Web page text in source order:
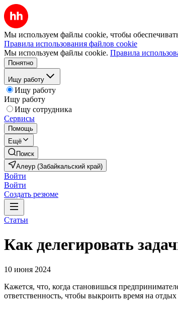
Мы используем файлы cookie, чтобы
Правила использования файлов cookie
Мы используем файлы cookie. Правила
Понятно
Ищу работу
Ищу работу
Ищу работу
Ищу сотрудника
Сервисы
Помощь
Ещё
Поиск
Алеур (Забайкальский край)
Войти
Войти
Создать резюме
Статьи
Как делегировать
10 июня 2024
Кажется, что, когда становишься
ответственность, чтобы выкроить время на